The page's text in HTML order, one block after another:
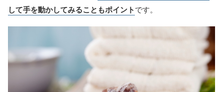
して手を動かしてみることもポイント です。